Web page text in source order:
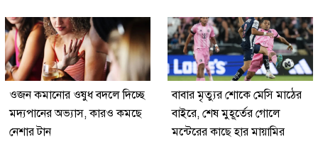
ওজন কমানোর ওষুধ বদলে দিচ্ছে
মদ্যপানের অভ্যাস, কারও কমছে
নেশার টান
বাবার মৃত্যুর শোকে মেসি মাঠের
বাইরে, শেষ মুহূর্তের গোলে
মন্টেরের কাছে হার মায়ামির